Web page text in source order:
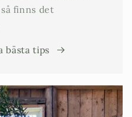
finns det
bästa tips